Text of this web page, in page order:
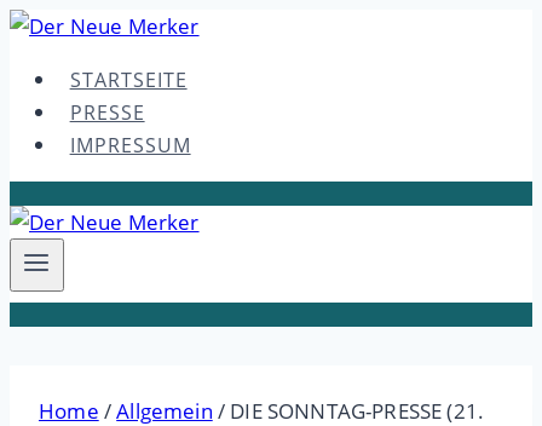
Skip
contentSTARTSEITE
PRESSE
IMPRESSUM
Home /Allgemein / DIE SONNTAG-PRESSE (21.